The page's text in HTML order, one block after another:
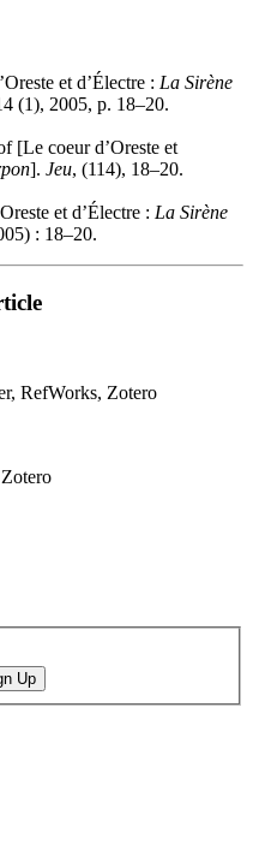
et d’Électre : La Sirène
(1), 2005, p. 18–20.
[Le coeur d’Oreste et
]. Jeu, (114), 18–20.
et d’Électre : La Sirène
: 18–20.
RefWorks, Zotero